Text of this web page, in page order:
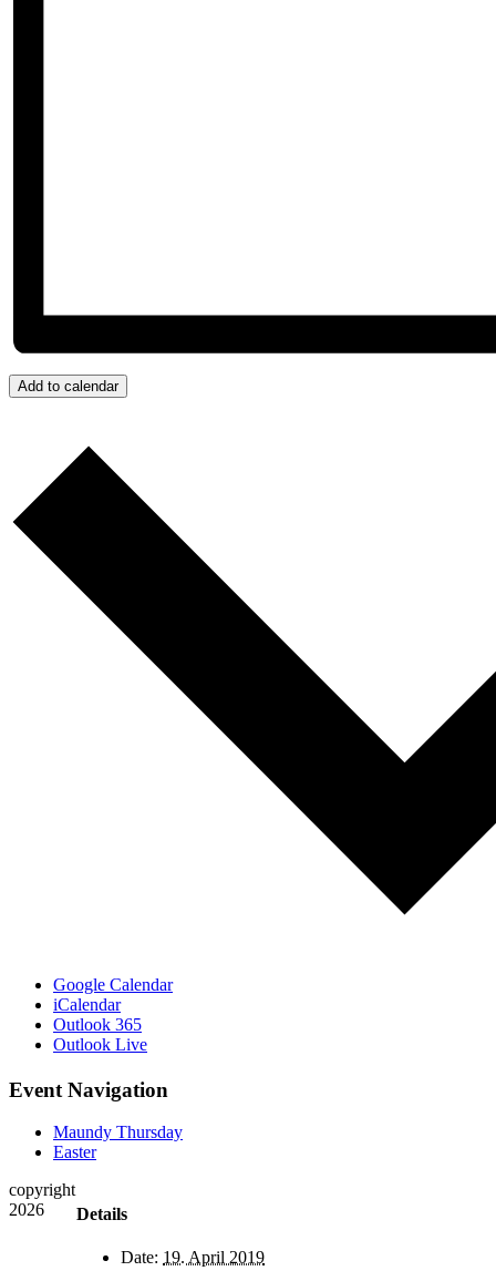
Add to calendar
Google Calendar
iCalendar
Outlook 365
Outlook Live
Event Navigation
Maundy Thursday
Easter
Details
Date: 19. April 2019
copyright
2026